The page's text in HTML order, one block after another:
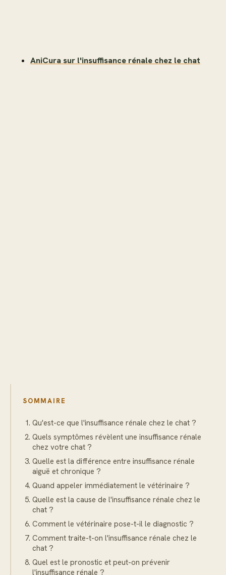
AniCura sur l'insuffisance rénale chez le chat
SOMMAIRE
Qu'est-ce que l'insuffisance rénale chez le chat ?
Quels symptômes révèlent une insuffisance rénale
chez votre chat ?
Quelle est la différence entre insuffisance rénale
aiguë et chronique ?
Quand appeler immédiatement le vétérinaire ?
Quelle est la cause de l'insuffisance rénale chez le
chat ?
Comment le vétérinaire pose-t-il le diagnostic ?
Comment traite-t-on l'insuffisance rénale chez le
chat ?
Quel est le pronostic et peut-on prévenir
l'insuffisance rénale ?